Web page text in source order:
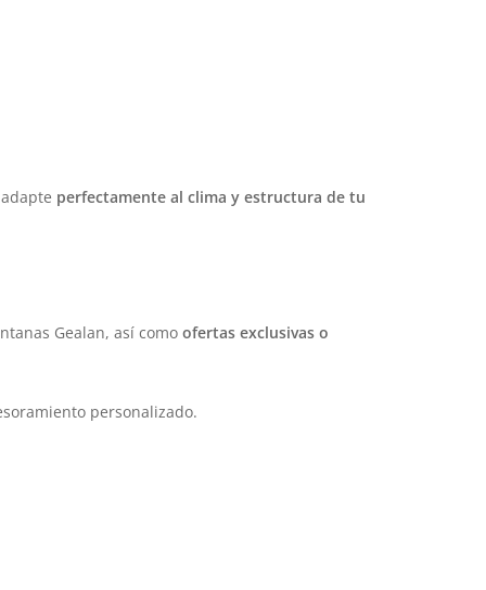
perfectamente al clima y estructura de tu
Gealan, así como ofertas exclusivas o
personalizado.